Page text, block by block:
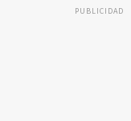
PUBLICIDAD